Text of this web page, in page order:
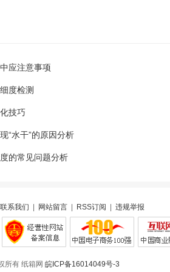
应注意事项
度检测
技巧
“水干”的原因分析
的常见问题分析
联系我们 网站留言 RSS订阅 违规举报
所有 纸箱网 皖ICP备16014049号-3